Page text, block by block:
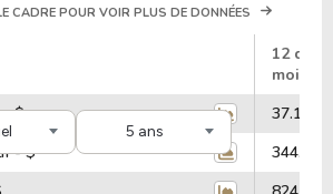
5 ans
CADRE POUR VOIR PLUS DE DONNÉES
12
mois
- $
37.16
- $
344.84